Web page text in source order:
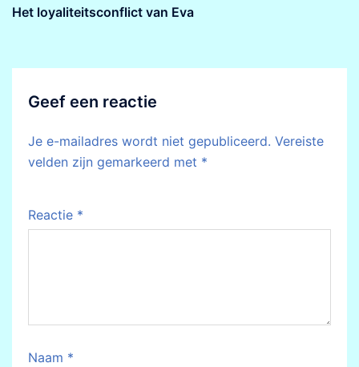
Het loyaliteitsconflict van Eva
Geef een reactie
Je e-mailadres wordt niet gepubliceerd. Vereiste
velden zijn gemarkeerd met *
Reactie *
Naam *